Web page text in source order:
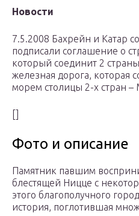
Новости
7.5.2008 Бахрейн и Катар
подписали соглашение о
который соединит 2
железная дорога, которая
морем столицы 2-х стран –
Фото и описание
Памятник павшим
блестящей Ницце с
этого благополучного
история, поглотившая